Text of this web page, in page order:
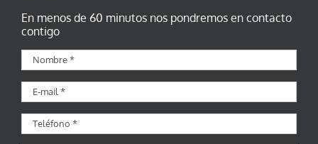
En menos de 60 minutos nos pondremos en contacto
contigo